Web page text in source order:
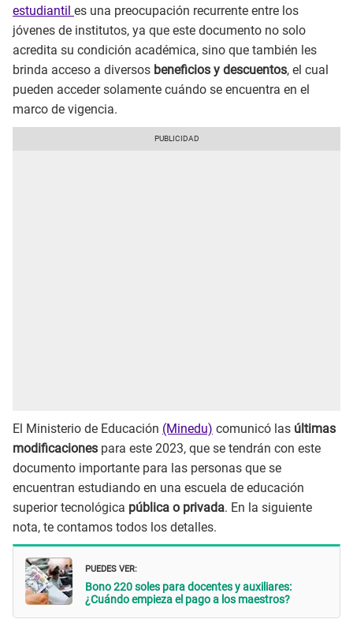
estudiantil es una preocupación recurrente entre los
jóvenes de institutos, ya que este documento no solo
acredita su condición académica, sino que también les
brinda acceso a diversos beneficios y descuentos, el cual
pueden acceder solamente cuándo se encuentra en el
marco de vigencia.
El Ministerio de Educación (Minedu) comunicó las últimas
modificaciones para este 2023, que se tendrán con este
documento importante para las personas que se
encuentran estudiando en una escuela de educación
superior tecnológica pública o privada. En la siguiente
nota, te contamos todos los detalles.
PUEDES VER:
Bono 220 soles para docentes y auxiliares:
¿Cuándo empieza el pago a los maestros?